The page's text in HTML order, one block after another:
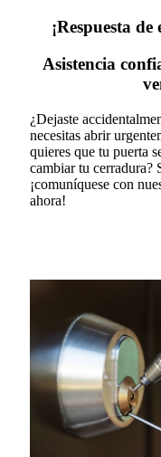
¡Respuesta
Asistencia
¿Dejaste
necesitas abrir
quieres que tu puerta
cambiar tu cerradura?
¡comuníquese con
ahora!